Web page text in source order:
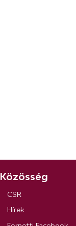
Közösség
CSR
Hírek